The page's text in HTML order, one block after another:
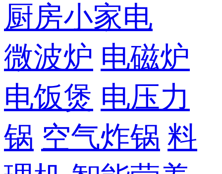
厨房小家电
微波炉 电磁炉
电饭煲 电压力
锅 空气炸锅 料